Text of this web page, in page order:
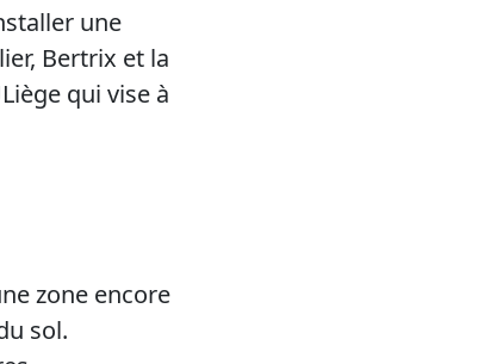
une
Bertrix et la
qui vise à
zone encore
sol.